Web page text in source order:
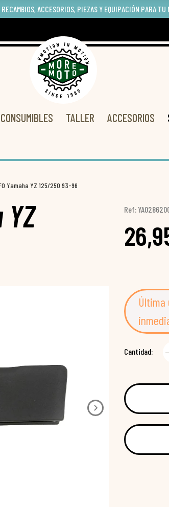
ACCESORIOS, PIEZAS Y EQUIPACIÓN PARA TU
CONSUMIBLES TALLER ACCESORIOS
Yamaha YZ 125/250 93-96
Ref:
Última
Cantidad: